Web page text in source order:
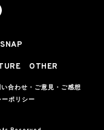
SNAP
OTHER
合わせ・ご意見・ご感想
ーポリシー